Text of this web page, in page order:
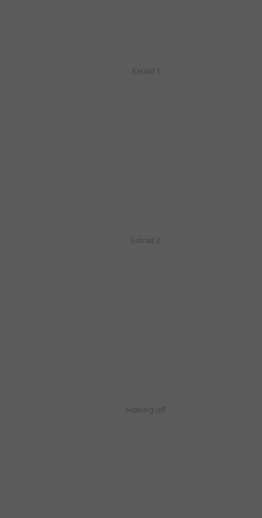
Extrait 1
Extrait 2
Making off